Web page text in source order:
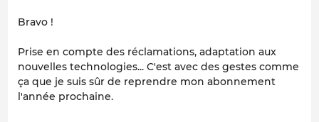
Bravo !
Prise en compte des réclamations, adaptation aux
nouvelles technologies... C'est avec des gestes comme
ça que je suis sûr de reprendre mon abonnement
l'année prochaine.